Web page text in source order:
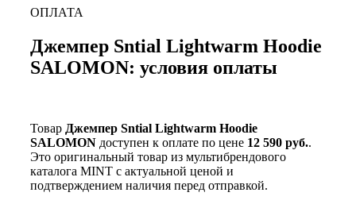
ОПЛАТА
Джемпер Sntial Lightwarm Hoodie
SALOMON: условия оплаты
Товар Джемпер Sntial Lightwarm Hoodie
SALOMON доступен к оплате по цене 12 590 руб..
Это оригинальный товар из мультибрендового
каталога MINT с актуальной ценой и
подтверждением наличия перед отправкой.